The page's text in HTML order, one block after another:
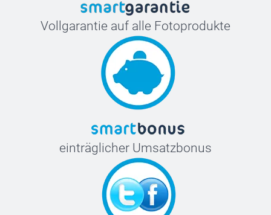
Vollgarantie auf alle Fotoprodukte
einträglicher Umsatzbonus